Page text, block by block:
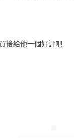
後給他一個好評吧